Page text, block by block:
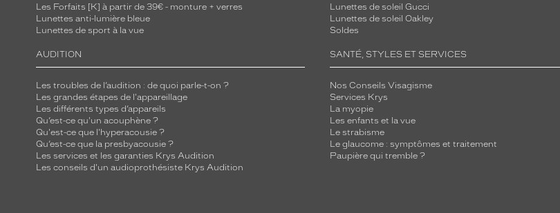
Les Forfaits [K] à partir de 39€ - monture + verres
Lunettes anti-lumière bleue
Lunettes de sport à la vue
Lunettes de soleil Gucci
Lunettes de soleil Oakley
Soldes
AUDITION
Les troubles de l’audition : de quoi parle-t-on ?
Les grandes étapes de l'appareillage
Les différents types d’appareils
Qu’est-ce qu'un acouphène ?
Qu'est-ce que l'hyperacousie ?
Qu’est-ce que la presbyacousie ?
Les services et les garanties Krys Audition
Les conseils d'un audioprothésiste Krys Audition
SANTÉ, STYLES ET SERVICES
Nos Conseils Visagisme
Services Krys
La myopie
Les enfants et la vue
Le strabisme
Le glaucome : symptômes et traitement
Paupière qui tremble ?